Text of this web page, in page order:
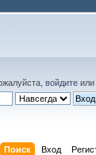
войдитеили
Поиск Вход